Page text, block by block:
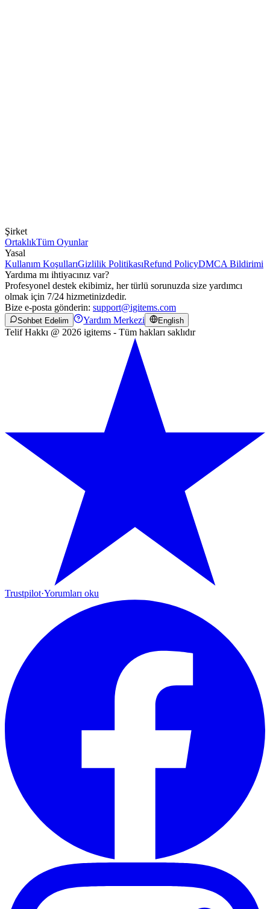
Şirket
OrtaklıkTüm Oyunlar
Yasal
Kullanım KoşullarıGizlilik PolitikasıRefund PolicyDMCA Bildirimi
Yardıma mı ihtiyacınız var?
Profesyonel destek ekibimiz, her türlü sorunuzda size yardımcı
olmak için 7/24 hizmetinizdedir.
Bize e-posta gönderin: support@igitems.com
Sohbet Edelim Yardım Merkezi English
Telif Hakkı @ 2026 igitems - Tüm hakları saklıdır
Trustpilot·Yorumları oku